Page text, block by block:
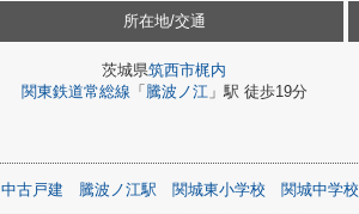
所在地/交通
茨城県筑西市梶内
関東鉄道常総線 「 騰波ノ江」駅 徒歩19分
中古戸建 騰波ノ江駅 関城東小学校 関城中学校